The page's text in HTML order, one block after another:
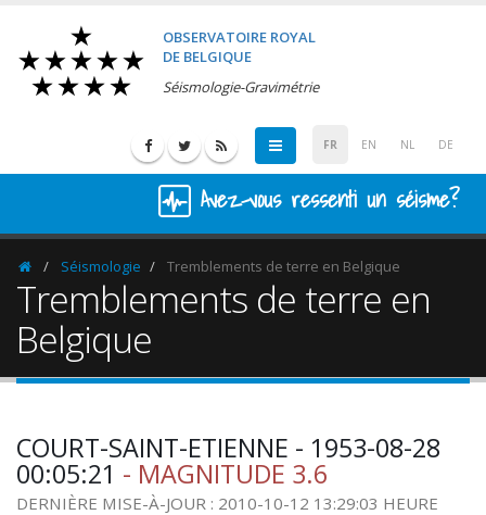
OBSERVATOIRE ROYAL
DE BELGIQUE
Séismologie-Gravimétrie
FR EN NL DE
Avez-vous ressenti un séisme?
HomepageSéismologie Tremblements de terre en Belgique
Tremblements de terre en
Belgique
COURT-SAINT-ETIENNE - 1953-08-28
00:05:21 - MAGNITUDE 3.6
DERNIÈRE MISE-À-JOUR : 2010-10-12 13:29:03 HEURE